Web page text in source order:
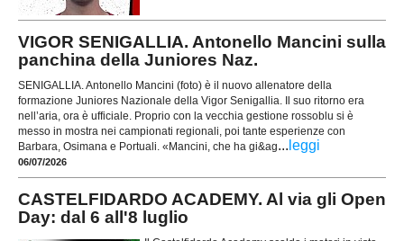
VIGOR SENIGALLIA. Antonello Mancini sulla
panchina della Juniores Naz.
SENIGALLIA. Antonello Mancini (foto) è il nuovo allenatore della
formazione Juniores Nazionale della Vigor Senigallia. Il suo ritorno era
nell’aria, ora è ufficiale. Proprio con la vecchia gestione rossoblu si è
messo in mostra nei campionati regionali, poi tante esperienze con
Barbara, Osimana e Portuali. «Mancini, che ha gi&ag... leggi
06/07/2026
CASTELFIDARDO ACADEMY. Al via gli Open
Day: dal 6 all'8 luglio